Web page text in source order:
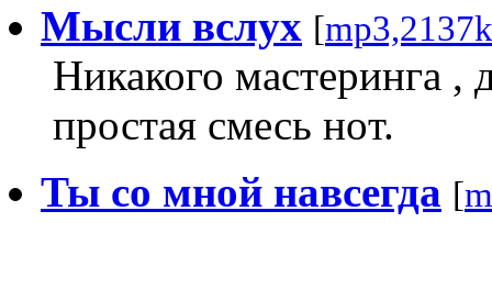
Мысли вслух [mp3,2137k
Никакого мастеринга
простая смесь нoт.
Ты со мной навсегда [